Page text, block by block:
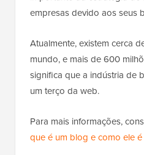
empresas devido aos seus
Atualmente, existem cerca
mundo, e mais de 600
significa que a indústria de
um terço da web.
Para mais informações,
que é um blog e como ele